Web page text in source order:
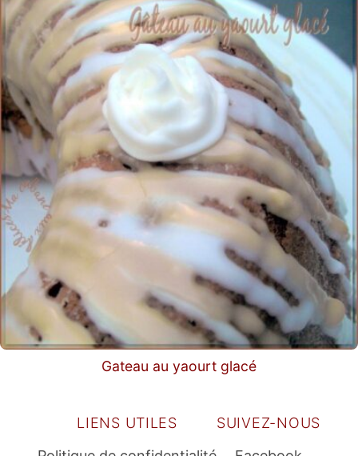
Gateau au yaourt glacé
LIENS UTILES
SUIVEZ-NOUS